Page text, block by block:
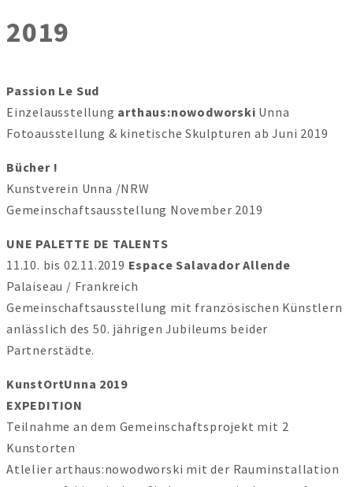
2019
Passion Le Sud
Einzelausstellung arthaus:nowodworski Unna
Fotoausstellung & kinetische Skulpturen ab Juni 2019
Bücher !
Kunstverein Unna /NRW
Gemeinschaftsausstellung November 2019
UNE PALETTE DE TALENTS
11.10. bis 02.11.2019 Espace Salavador Allende
Palaiseau / Frankreich
Gemeinschaftsausstellung mit französischen Künstlern
anlässlich des 50. jährigen Jubileums beider
Partnerstädte.
KunstOrtUnna 2019
EXPEDITION
Teilnahme an dem Gemeinschaftsprojekt mit 2
Kunstorten
Atlelier arthaus:nowodworski mit der Rauminstallation